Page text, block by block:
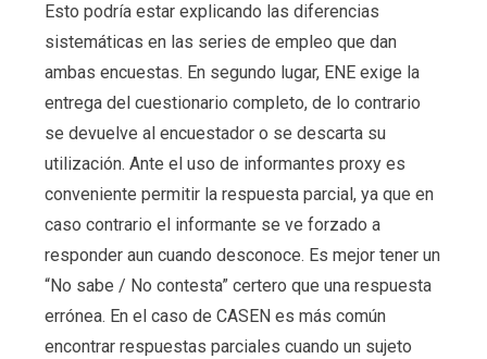
Esto podría estar explicando las diferencias
sistemáticas en las series de empleo que dan
ambas encuestas. En segundo lugar, ENE exige la
entrega del cuestionario completo, de lo contrario
se devuelve al encuestador o se descarta su
utilización. Ante el uso de informantes proxy es
conveniente permitir la respuesta parcial, ya que en
caso contrario el informante se ve forzado a
responder aun cuando desconoce. Es mejor tener un
“No sabe / No contesta” certero que una respuesta
errónea. En el caso de CASEN es más común
encontrar respuestas parciales cuando un sujeto